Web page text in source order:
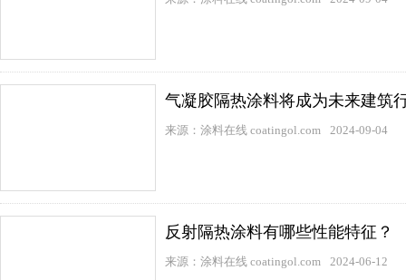
气凝胶隔热涂料将成为未来建筑
来源：涂料在线 coatingol.com 2024-09-04
反射隔热涂料有哪些性能特征？
来源：涂料在线 coatingol.com 2024-06-12